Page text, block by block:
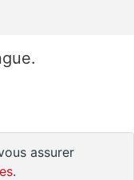
assurer
.